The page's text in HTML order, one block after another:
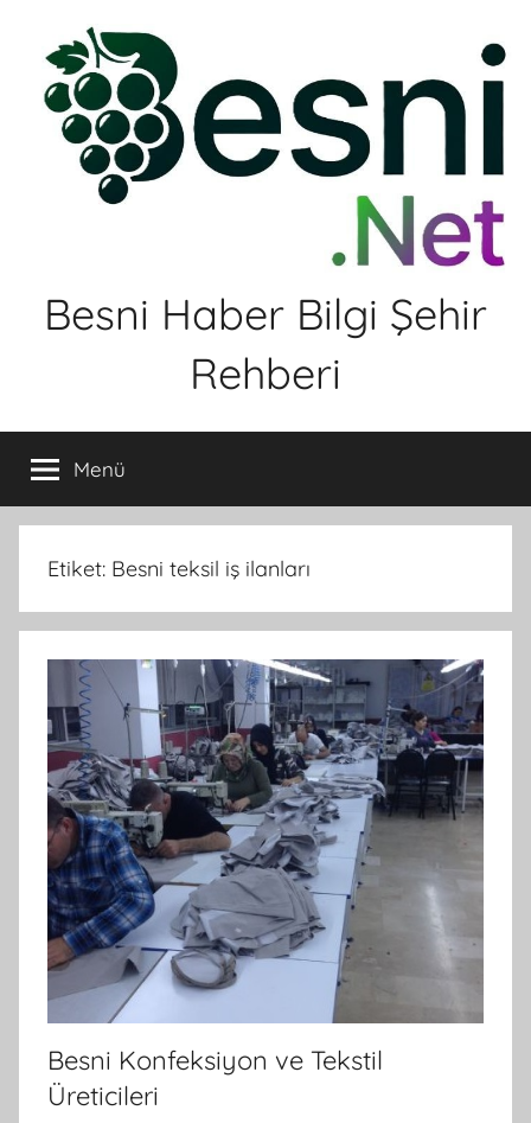
Besni Haber Bilgi Şehir
Rehberi
Menü
Etiket: Besni teksil iş ilanları
Besni Konfeksiyon ve Tekstil
Üreticileri